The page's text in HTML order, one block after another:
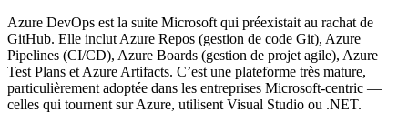
Azure DevOps est la suite Microsoft qui préexistait au rachat de
GitHub. Elle inclut Azure Repos (gestion de code Git), Azure
Pipelines (CI/CD), Azure Boards (gestion de projet agile), Azure
Test Plans et Azure Artifacts. C’est une plateforme très mature,
particulièrement adoptée dans les entreprises Microsoft-centric —
celles qui tournent sur Azure, utilisent Visual Studio ou .NET.